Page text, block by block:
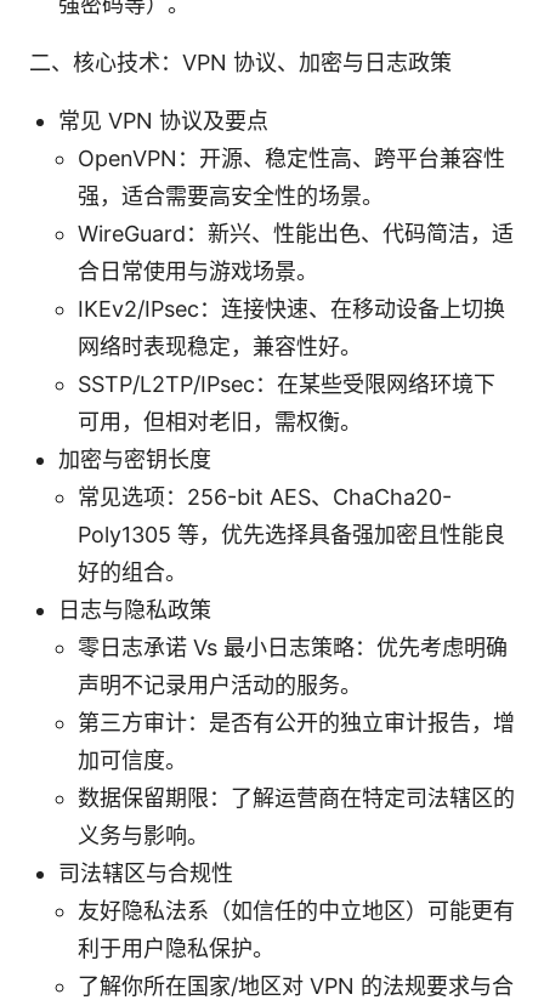
二、核心技术：VPN 协议、加密与日志政策
常见 VPN 协议及要点
OpenVPN：开源、稳定性高、跨平台兼容性
强，适合需要高安全性的场景。
WireGuard：新兴、性能出色、代码简洁，适
合日常使用与游戏场景。
IKEv2/IPsec：连接快速、在移动设备上切换
网络时表现稳定，兼容性好。
SSTP/L2TP/IPsec：在某些受限网络环境下
可用，但相对老旧，需权衡。
加密与密钥长度
常见选项：256-bit AES、ChaCha20-
Poly1305 等，优先选择具备强加密且性能良
好的组合。
日志与隐私政策
零日志承诺 Vs 最小日志策略：优先考虑明确
声明不记录用户活动的服务。
第三方审计：是否有公开的独立审计报告，增
加可信度。
数据保留期限：了解运营商在特定司法辖区的
义务与影响。
司法辖区与合规性
友好隐私法系（如信任的中立地区）可能更有
利于用户隐私保护。
了解你所在国家/地区对 VPN 的法规要求与合